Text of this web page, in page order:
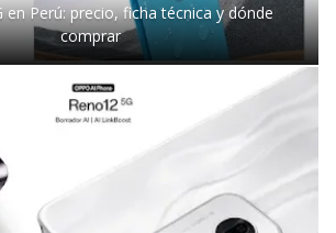
en Perú: precio, ficha técnica y dónde
comprar